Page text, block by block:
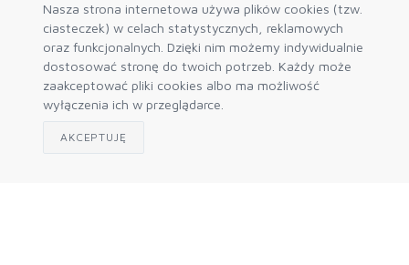
Nasza strona internetowa używa plików cookies (tzw.
ciasteczek) w celach statystycznych, reklamowych
oraz funkcjonalnych. Dzięki nim możemy indywidualnie
dostosować stronę do twoich potrzeb. Każdy może
zaakceptować pliki cookies albo ma możliwość
wyłączenia ich w przeglądarce.
AKCEPTUJĘ